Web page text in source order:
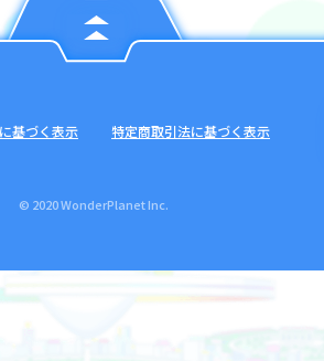
基づく表示 特定商取引法に基づく表示
© 2020 WonderPlanet Inc.